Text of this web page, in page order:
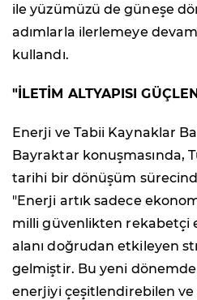
ile yüzümüzü de güneşe
adımlarla ilerlemeye
kullandı.
"İLETİM ALTYAPISI
Enerji ve Tabii Kaynaklar
Bayraktar konuşmasında,
tarihi bir dönüşüm
"Enerji artık sadece
milli güvenlikten rekabetçi
alanı doğrudan etkileyen
gelmiştir. Bu yeni
enerjiyi çeşitlendirebilen ve